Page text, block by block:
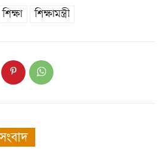
শিক্ষা শিক্ষামন্ত্রী